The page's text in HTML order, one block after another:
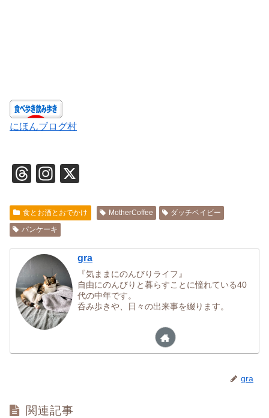
にほんブログ村
T
e
a
d
s
In
a
gr
a
m
食とお酒とおでかけ MotherCoffee
ダッチベイビー
パンケーキ
gra
『気ままにのんびりライフ』
自由にのんびりと暮らすことに憧れている40
代の中年です。
呑み歩きや、日々の出来事を綴ります。
gra
関連記事